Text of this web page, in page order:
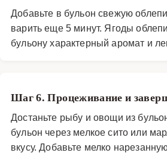
Добавьте в бульон свежую
варить еще 5 минут. Ягоды
бульону характерный аромат и
Шаг 6. Процеживание и
Достаньте рыбу и овощи из
бульон через мелкое сито или
вкусу. Добавьте мелко